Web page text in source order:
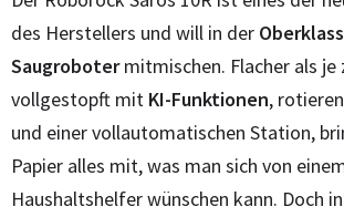
des Herstellers und will in der
Saugrobotermitmischen. Flacher als je
vollgestopft mit KI-Funktionen,
und einer vollautomatischen Station,
Papier alles mit, was man sich von
Haushaltshelfer wünschen kann. Doch